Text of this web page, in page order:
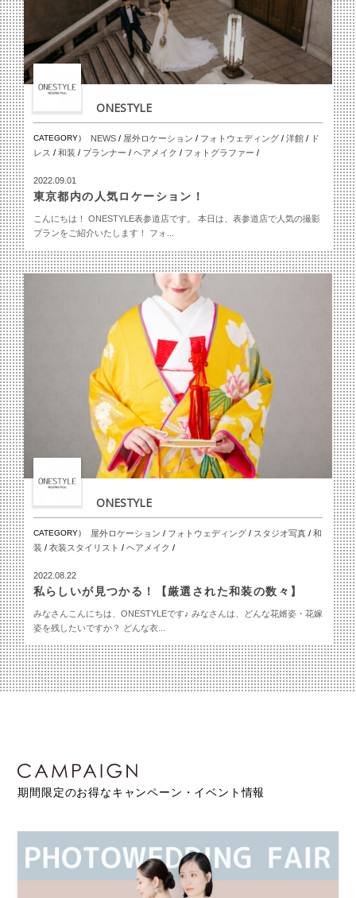
ONESTYLE
CATEGORY） NEWS/ 屋外ロケーション / フォトウェディング/ 洋館/
ド
レス / 和装 / プランナー / ヘアメイク / フォトグラファー /
2022.09.01
東京都内の人気ロケーション！
こんにちは！ ONESTYLE表参道店です。 本日は、表参道店で人気の撮影
プランをご紹介いたします！ フォ...
ONESTYLE
CATEGORY） 屋外ロケーション / フォトウェディング/ スタジオ写真 / 和
装 / 衣装スタイリスト / ヘアメイク /
2022.08.22
私らしいが見つかる！【厳選された和装の数々】
みなさんこんにちは、ONESTYLEです♪ みなさんは、どんな花婿姿・花嫁
姿を残したいですか？ どんな衣...
期間限定のお得なキャンペーン・イベント情報